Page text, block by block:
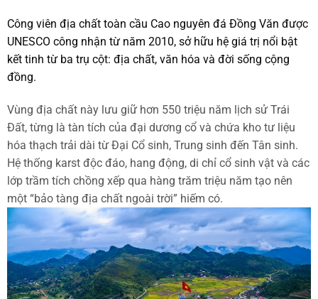
Công viên địa chất toàn cầu Cao nguyên đá Đồng Văn được
UNESCO công nhận từ năm 2010, sở hữu hệ giá trị nổi bật
kết tinh từ ba trụ cột: địa chất, văn hóa và đời sống cộng
đồng.
Vùng địa chất này lưu giữ hơn 550 triệu năm lịch sử Trái
Đất, từng là tàn tích của đại dương cổ và chứa kho tư liệu
hóa thạch trải dài từ Đại Cổ sinh, Trung sinh đến Tân sinh.
Hệ thống karst độc đáo, hang động, di chỉ cổ sinh vật và các
lớp trầm tích chồng xếp qua hàng trăm triệu năm tạo nên
một “bảo tàng địa chất ngoài trời” hiếm có.